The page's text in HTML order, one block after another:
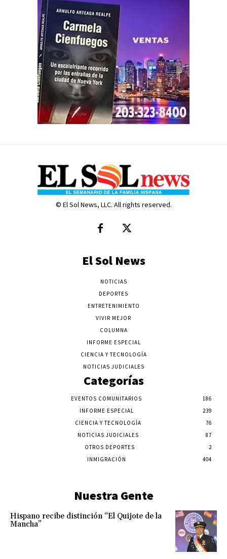
© El Sol News, LLC. All rights reserved.
El Sol News
NOTICIAS
DEPORTES
ENTRETENIMIENTO
VIVIR MEJOR
COLUMNA
INFORME ESPECIAL
CIENCIA Y TECNOLOGÍA
NOTICIAS JUDICIALES
Categorías
EVENTOS COMUNITARIOS
186
INFORME ESPECIAL
239
CIENCIA Y TECNOLOGÍA
76
NOTICIAS JUDICIALES
87
OTROS DEPORTES
2
INMIGRACIÓN
404
Nuestra Gente
Hispano recibe distinción “El Quijote de la
Mancha”